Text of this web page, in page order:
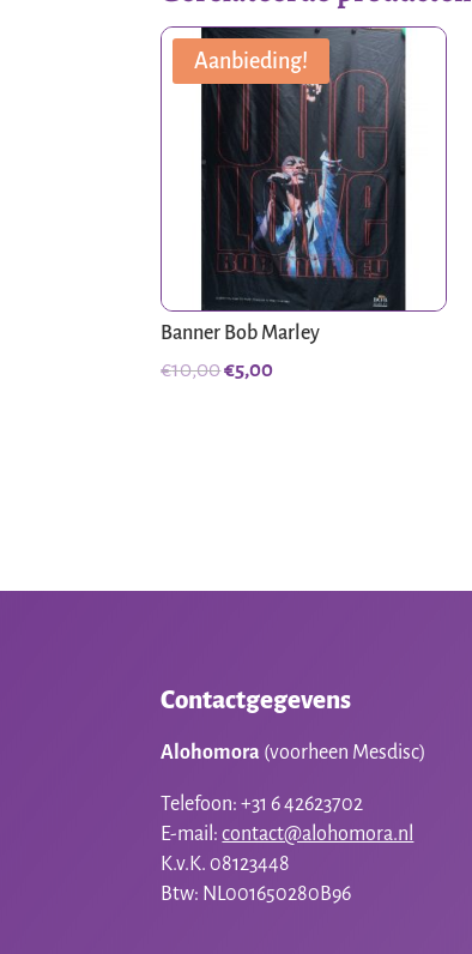
Aanbieding!
Banner Bob Marley
€10,00Oorspronkelijke
€5,00Huidige
Contactgegevens
Alohomora (voorheen Mesdisc)
Telefoon: +31 6 42623702
E-mail:contact@alohomora.nl
K.v.K. 08123448
Btw: NL001650280B96